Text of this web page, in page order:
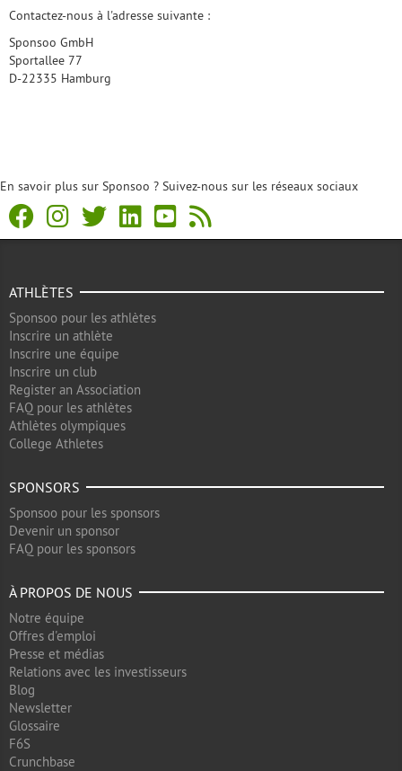
Contactez-nous à l'adresse suivante :
Sponsoo GmbH
Sportallee 77
D-22335 Hamburg
En savoir plus sur Sponsoo ? Suivez-nous sur les réseaux sociaux
ATHLÈTES
Sponsoo pour les athlètes
Inscrire un athlète
Inscrire une équipe
Inscrire un club
Register an Association
FAQ pour les athlètes
Athlètes olympiques
College Athletes
SPONSORS
Sponsoo pour les sponsors
Devenir un sponsor
FAQ pour les sponsors
À PROPOS DE NOUS
Notre équipe
Offres d'emploi
Presse et médias
Relations avec les investisseurs
Blog
Newsletter
Glossaire
F6S
Crunchbase